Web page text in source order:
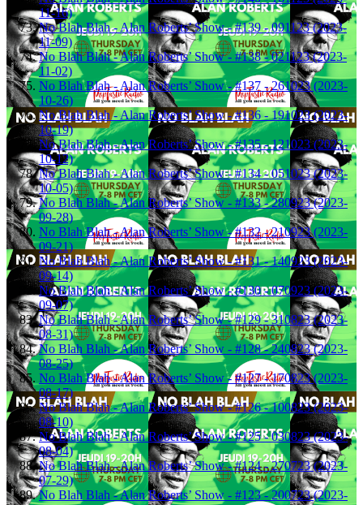
11-16)
No Blah Blah - Alan Roberts’ Show - #139 - 091123 (2023-
11-09)
No Blah Blah - Alan Roberts’ Show - #138 - 021123 (2023-
11-02)
No Blah Blah - Alan Roberts’ Show - #137 - 261023 (2023-
10-26)
No Blah Blah - Alan Roberts’ Show - #136 - 191023 (2023-
10-19)
No Blah Blah - Alan Roberts’ Show - #135 - 121023 (2023-
10-12)
No Blah Blah - Alan Roberts’ Show - #134 - 051023 (2023-
10-05)
No Blah Blah - Alan Roberts’ Show - #133 - 280923 (2023-
09-28)
No Blah Blah - Alan Roberts’ Show - #132 - 210923 (2023-
09-21)
No Blah Blah - Alan Roberts’ Show - #131 - 140923 (2023-
09-14)
No Blah Blah - Alan Roberts’ Show - #130 - 070923 (2023-
09-07)
No Blah Blah - Alan Roberts’ Show - #129 - 310823 (2023-
08-31)
No Blah Blah - Alan Roberts’ Show - #128 - 240823 (2023-
08-25)
No Blah Blah - Alan Roberts’ Show - #127 - 170823 (2023-
08-17)
No Blah Blah - Alan Roberts’ Show - #126 - 100823 (2023-
08-10)
No Blah Blah - Alan Roberts’ Show - #125 - 030823 (2023-
08-04)
No Blah Blah - Alan Roberts’ Show - #124 - 270723 (2023-
07-29)
No Blah Blah - Alan Roberts’ Show - #123 - 200723 (2023-